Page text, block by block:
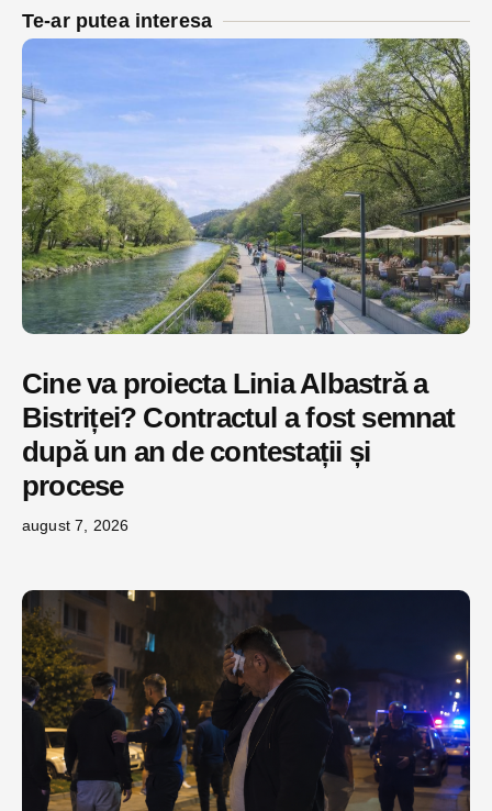
Te-ar putea interesa
Cine va proiecta Linia Albastră a
Bistriței? Contractul a fost semnat
după un an de contestații și
procese
august 7, 2026